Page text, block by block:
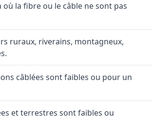
où la fibre ou le câble ne sont pas
ruraux, riverains, montagneux,
câblées sont faibles ou pour un
et terrestres sont faibles ou